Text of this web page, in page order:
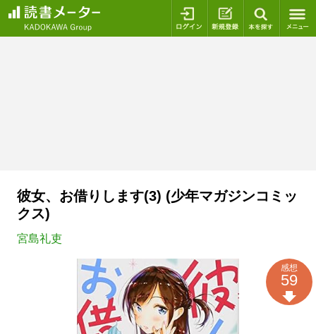
ログイン 新規登録
彼女、お借りします(3) (少年マガジンコミッ
クス)
宮島礼吏
感想
59